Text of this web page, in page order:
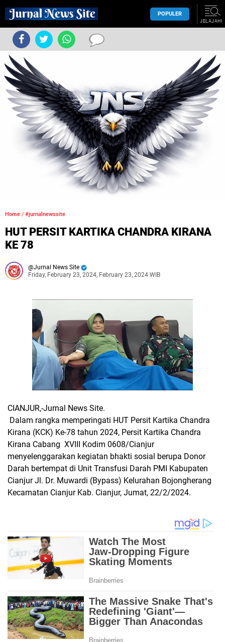
POPULER
JELAJAHI
Home / #jurnalnewssite
HUT PERSIT KARTIKA CHANDRA KIRANA
KE 78
Jurnal News Site
Friday, February 23, 2024, February 23, 2024 WIB
CIANJUR,-Jurnal News Site.
Dalam rangka memperingati HUT Persit Kartika Chandra
Kirana (KCK) Ke-78 tahun 2024, Persit Kartika Chandra
Kirana Cabang XVIII Kodim 0608/Cianjur
menyelenggarakan kegiatan bhakti sosial berupa Donor
Darah bertempat di Unit Transfusi Darah PMI Kabupaten
Cianjur Jl. Dr. Muwardi (Bypass) Kelurahan Bojongherang
Kecamatan Cianjur Kab. Cianjur, Jumat, 22/2/2024.